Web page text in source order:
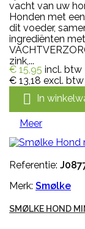
vacht van uw
Honden met
dit voeder,
ingrediënten
zink,...
€ 15,95 incl. btw
€ 13,18 excl. btw
 In
Meer
Referentie:
Merk: Smølke
SMØLKE HOND